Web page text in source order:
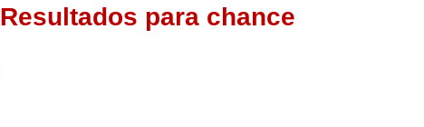
Resultados para chance